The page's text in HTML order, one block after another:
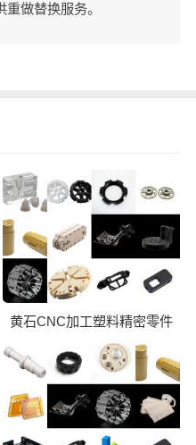
做替换服务。
黄石CNC加工塑料精密零件